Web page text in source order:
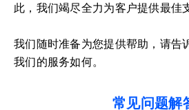
此，我们竭尽全力为客户提供最佳
我们随时准备为您提供帮助，请告
我们的服务如何。
常见问题解